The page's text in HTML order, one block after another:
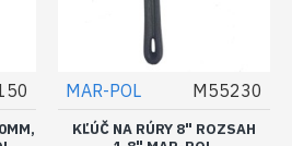
MAR-POL M55230
KĽÚČ NA RÚRY 8" ROZSAH